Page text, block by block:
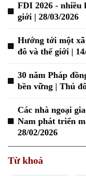
FDI 2026 - nhiều
giới | 28/03/2026
Hướng tới một
đô và thế giới |
30 năm Pháp
bền vững | Thủ
Các nhà ngoại
Nam phát triển
28/02/2026
Từ khoá